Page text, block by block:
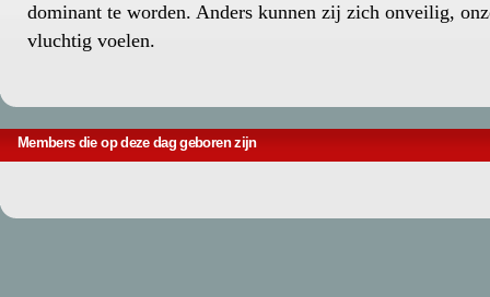
dominant te worden. Anders kunnen zij zich onveilig,
vluchtig voelen.
Members die op deze dag geboren zijn